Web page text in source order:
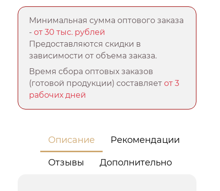
Минимальная сумма оптового заказа
-от 30 тыс. рублей
Предоставляются скидки в
зависимости от объема заказа.
Время сбора оптовых заказов
(готовой продукции) составляетот 3
рабочих дней
Описание Рекомендации
Отзывы Дополнительно